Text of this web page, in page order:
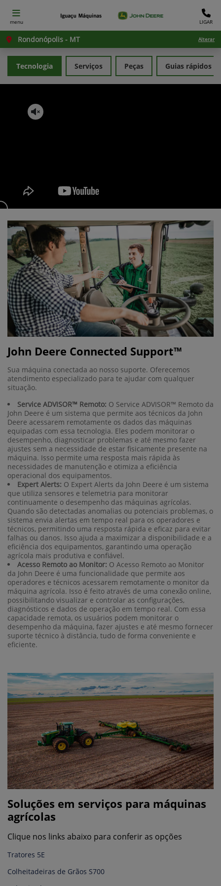
menu LIGAR
Rondonópolis - MT Alterar
Tecnologia Serviços Peças Guias rápidos
John Deere Connected Support™
Sua máquina conectada ao nosso suporte. Oferecemos
atendimento especializado para te ajudar com qualquer
situação.
Service ADVISOR™ Remoto: O Service ADVISOR™ Remoto da
John Deere é um sistema que permite aos técnicos da John
Deere acessarem remotamente os dados das máquinas
equipadas com essa tecnologia. Eles podem monitorar o
desempenho, diagnosticar problemas e até mesmo fazer
ajustes sem a necessidade de estar fisicamente presente na
máquina. Isso permite uma resposta mais rápida às
necessidades de manutenção e otimiza a eficiência
operacional dos equipamentos.
Expert Alerts: O Expert Alerts da John Deere é um sistema
que utiliza sensores e telemetria para monitorar
continuamente o desempenho das máquinas agrícolas.
Quando são detectadas anomalias ou potenciais problemas, o
sistema envia alertas em tempo real para os operadores e
técnicos, permitindo uma resposta rápida e eficaz para evitar
falhas ou danos. Isso ajuda a maximizar a disponibilidade e a
eficiência dos equipamentos, garantindo uma operação
agrícola mais produtiva e confiável.
Acesso Remoto ao Monitor: O Acesso Remoto ao Monitor
da John Deere é uma funcionalidade que permite aos
operadores e técnicos acessarem remotamente o monitor da
máquina agrícola. Isso é feito através de uma conexão online,
possibilitando visualizar e controlar as configurações,
diagnósticos e dados de operação em tempo real. Com essa
capacidade remota, os usuários podem monitorar o
desempenho da máquina, fazer ajustes e até mesmo fornecer
suporte técnico à distância, tudo de forma conveniente e
eficiente.
Soluções em serviços para máquinas
agrícolas
Clique nos links abaixo para conferir as opções
Tratores 5E
Colheitadeiras de Grãos S700